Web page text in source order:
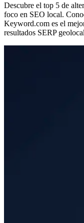
Descubre el top 5 de
foco en SEO local.
Keyword.com es el
resultados SERP